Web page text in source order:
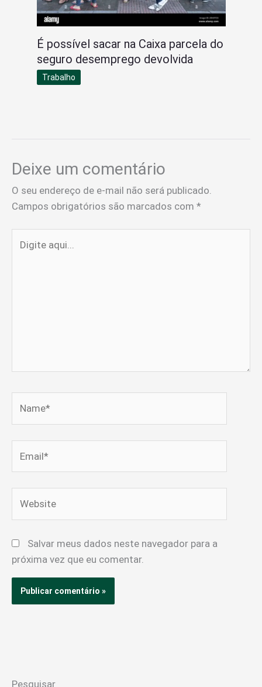
É possível sacar na Caixa parcela do
seguro desemprego devolvida
Trabalho
Deixe um comentário
O seu endereço de e-mail não será publicado.
Campos obrigatórios são marcados com *
aqui...
Salvar meus dados neste navegador para a
próxima vez que eu comentar.
Pesquisar